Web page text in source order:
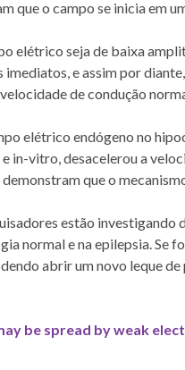
que o campo se inicia em
elétrico seja de baixa
e assim por
de condução
elétrico endógeno no
in-vitro, desacelerou a
que o
estão investigando
normal e na epilepsia. Se
abrir um novo leque
be spread by weak